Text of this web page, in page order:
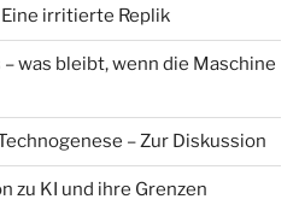
irritierte Replik
was bleibt, wenn die Maschine
– Zur Diskussion
zu KI und ihre Grenzen